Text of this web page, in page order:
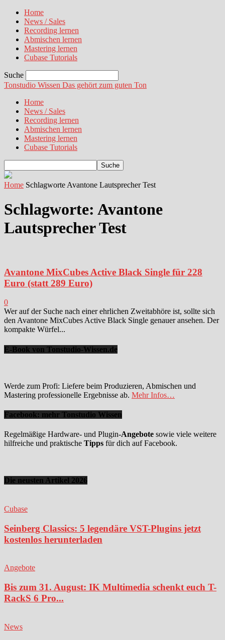
Home
News / Sales
Recording lernen
Abmischen lernen
Mastering lernen
Cubase Tutorials
Suche
Tonstudio Wissen Das gehört zum guten Ton
Home
News / Sales
Recording lernen
Abmischen lernen
Mastering lernen
Cubase Tutorials
Home Schlagworte Avantone Lautsprecher Test
Schlagworte: Avantone
Lautsprecher Test
Avantone MixCubes Active Black Single für 228
Euro (statt 289 Euro)
0
Wer auf der Suche nach einer ehrlichen Zweitabhöre ist, sollte sich
den Avantone MixCubes Active Black Single genauer ansehen. Der
kompakte Würfel...
E-Book von Tonstudio-Wissen.de
Werde zum Profi: Liefere beim Produzieren, Abmischen und
Mastering professionelle Ergebnisse ab. Mehr Infos…
Facebook: mehr Tonstudio Wissen
Regelmäßige Hardware- und Plugin-Angebote sowie viele weitere
hilfreiche und praktische Tipps für dich auf Facebook.
Die neusten Artikel 2026
Cubase
Seinberg Classics: 5 legendäre VST-Plugins jetzt
kostenlos herunterladen
Angebote
Bis zum 31. August: IK Multimedia schenkt euch T-
RackS 6 Pro...
News